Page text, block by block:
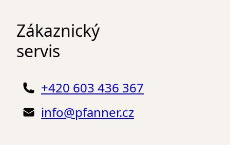
Zákaznický
servis
+420 603 436 367
info@pfanner.cz